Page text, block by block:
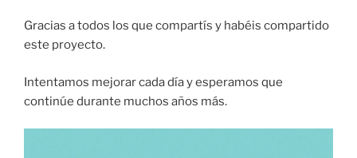
Gracias a todos los que compartís y habéis compartido
este proyecto.
Intentamos mejorar cada día y esperamos que
continúe durante muchos años más.